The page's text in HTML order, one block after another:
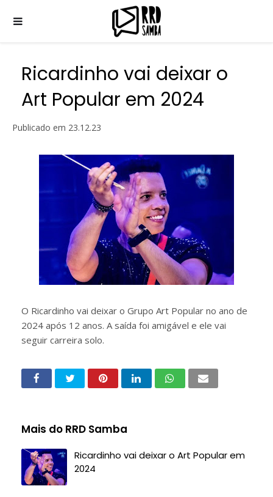
Ricardinho vai deixar o
Art Popular em 2024
Publicado em 23.12.23
O Ricardinho vai deixar o Grupo Art Popular no ano de
2024 após 12 anos. A saída foi amigável e ele vai
seguir carreira solo.
Mais do RRD Samba
Ricardinho vai deixar o Art Popular em
2024